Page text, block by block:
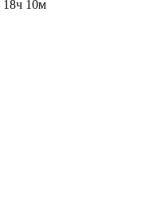
18ч 10м